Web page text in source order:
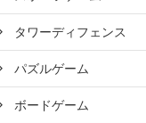
タワーディフェンス
パズルゲーム
ボードゲーム